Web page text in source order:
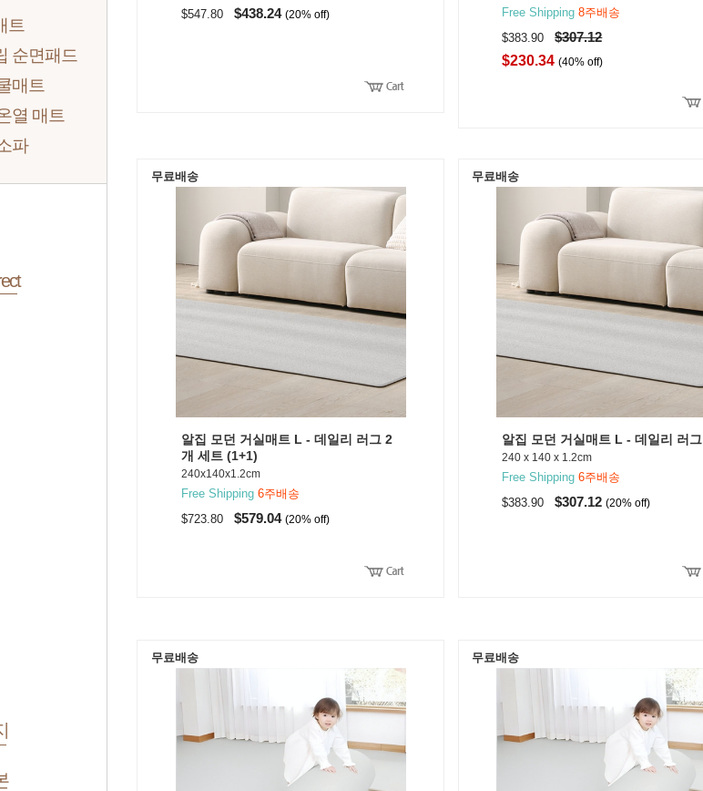
트
순면패드
매트
열 매트
파
$547.80 $438.24 (20% off) Free Shipping 8주배송
$383.90$307.12
$230.34(40% off)
무료배송
알집 모던 거실매트 L - 데일리 러그 2
개 세트 (1+1)
240x140x1.2cm
Free Shipping 6주배송
$723.80 $579.04 (20% off)
무료배송
알집 모던 거실매트 L - 데일리 러그
240 x 140 x 1.2cm
Free Shipping 6주배송
$383.90$307.12(20% off)
무료배송 무료배송